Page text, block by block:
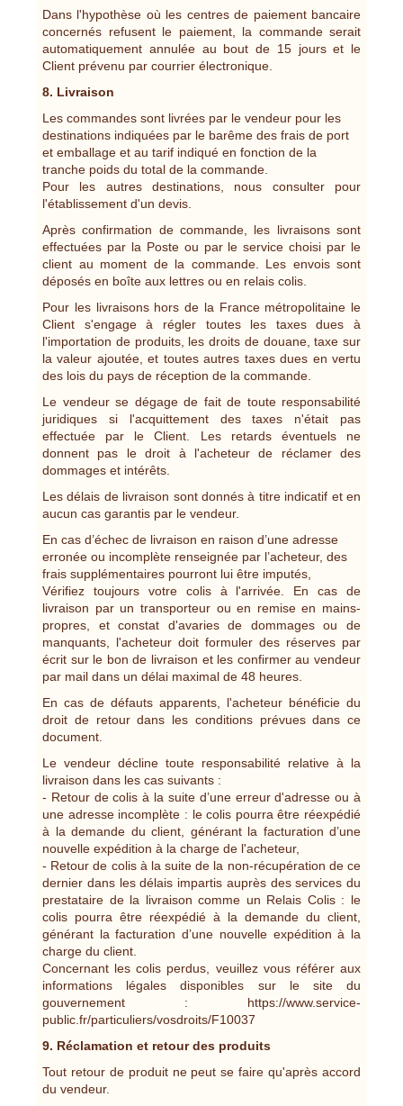
Dans l'hypothèse où les centres de paiement bancaire
concernés refusent le paiement, la commande serait
automatiquement annulée au bout de 15 jours et le
Client prévenu par courrier électronique.
8. Livraison
Les commandes sont livrées par le vendeur pour les
destinations indiquées par le barême des frais de port
et emballage et au tarif indiqué en fonction de la
tranche poids du total de la commande.
Pour les autres destinations, nous consulter pour
l'établissement d'un devis.
Après confirmation de commande, les livraisons sont
effectuées par la Poste ou par le service choisi par le
client au moment de la commande. Les envois sont
déposés en boîte aux lettres ou en relais colis.
Pour les livraisons hors de la France métropolitaine le
Client s'engage à régler toutes les taxes dues à
l'importation de produits, les droits de douane, taxe sur
la valeur ajoutée, et toutes autres taxes dues en vertu
des lois du pays de réception de la commande.
Le vendeur se dégage de fait de toute responsabilité
juridiques si l'acquittement des taxes n'était pas
effectuée par le Client. Les retards éventuels ne
donnent pas le droit à l'acheteur de réclamer des
dommages et intérêts.
Les délais de livraison sont donnés à titre indicatif et en
aucun cas garantis par le vendeur.
En cas d’échec de livraison en raison d’une adresse
erronée ou incomplète renseignée par l’acheteur, des
frais supplémentaires pourront lui être imputés,
Vérifiez toujours votre colis à l'arrivée. En cas de
livraison par un transporteur ou en remise en mains-
propres, et constat d'avaries de dommages ou de
manquants, l'acheteur doit formuler des réserves par
écrit sur le bon de livraison et les confirmer au vendeur
par mail dans un délai maximal de 48 heures.
En cas de défauts apparents, l'acheteur bénéficie du
droit de retour dans les conditions prévues dans ce
document.
Le vendeur décline toute responsabilité relative à la
livraison dans les cas suivants :
- Retour de colis à la suite d’une erreur d'adresse ou à
une adresse incomplète : le colis pourra être réexpédié
à la demande du client, générant la facturation d’une
nouvelle expédition à la charge de l'acheteur,
- Retour de colis à la suite de la non-récupération de ce
dernier dans les délais impartis auprès des services du
prestataire de la livraison comme un Relais Colis : le
colis pourra être réexpédié à la demande du client,
générant la facturation d’une nouvelle expédition à la
charge du client.
Concernant les colis perdus, veuillez vous référer aux
informations légales disponibles sur le site du
gouvernement : https://www.service-
public.fr/particuliers/vosdroits/F10037
9. Réclamation et retour des produits
Tout retour de produit ne peut se faire qu'après accord
du vendeur.